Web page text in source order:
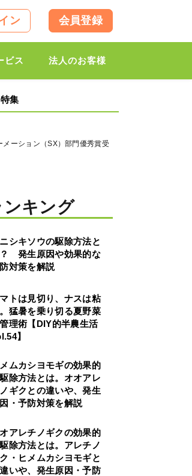
ン 会員登録
ビス 法人のお客様
特集
ーション（SX）部門優秀賞受
ンキング
シキソウの駆除方法と
発生原因や効果的な
対策を解説
マトは見切り、ナスは粘
猛暑を乗り切る夏野菜
理術【DIY的半農生活
】
ムカシヨモギの効果的
除方法とは。オオアレ
ギクとの違いや、発生
・予防対策を解説
アレチノギクの効果的
除方法とは。アレチノ
・ヒメムカシヨモギと
いや、発生原因・予防